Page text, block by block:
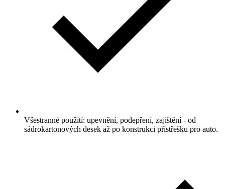
Všestranné použití: upevnění, podepření, zajištění - od
sádrokartonových desek až po konstrukci přístřešku pro auto.